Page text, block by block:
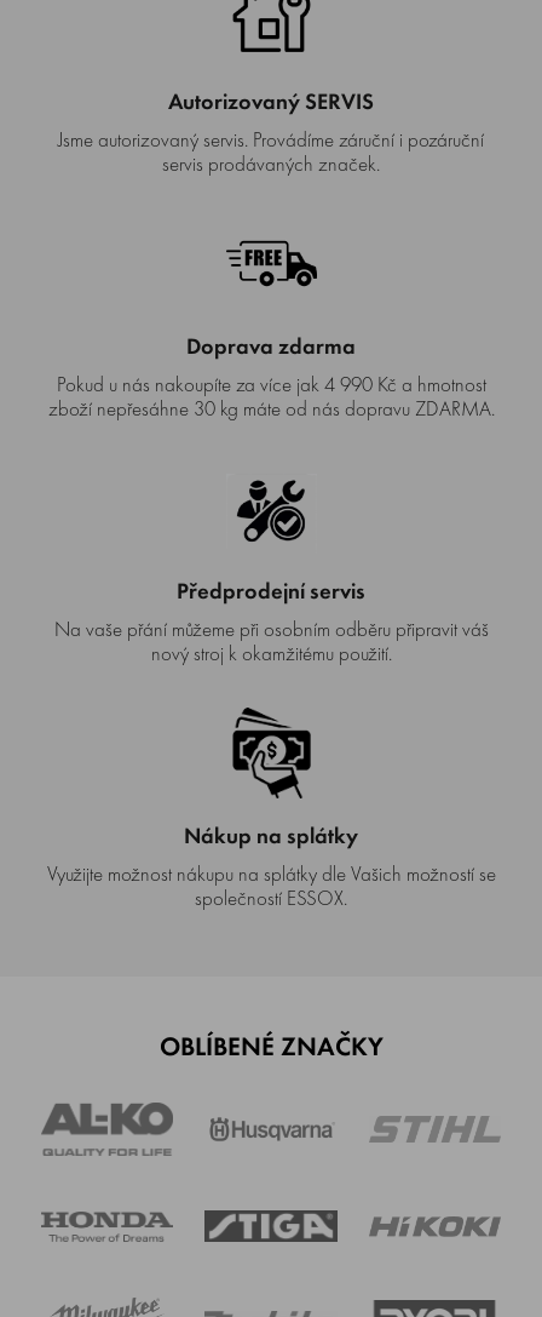
Autorizovaný SERVIS
Jsme autorizovaný servis. Provádíme záruční i pozáruční
servis prodávaných značek.
Doprava zdarma
Pokud u nás nakoupíte za více jak 4 990 Kč a hmotnost
zboží nepřesáhne 30 kg máte od nás dopravu ZDARMA.
Předprodejní servis
Na vaše přání můžeme při osobním odběru připravit váš
nový stroj k okamžitému použití.
Nákup na splátky
Využijte možnost nákupu na splátky dle Vašich možností se
společností ESSOX.
OBLÍBENÉ ZNAČKY